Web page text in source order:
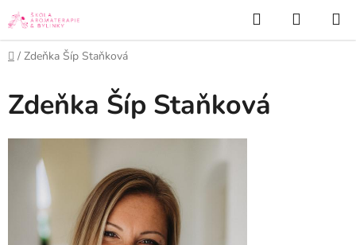
Přejít
na
obsah
Hledat
KOŠÍK
Domů
/ Zdeňka Šíp Staňková
Zdeňka Šíp Staňková